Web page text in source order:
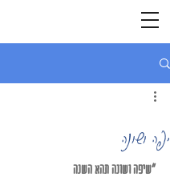
יפה ושונה
"שיפה ושונה תהא השנה